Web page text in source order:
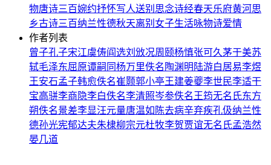
物唐诗三百婉约抒怀写人送别 思念诗经春天乐府黄河思
乡古诗三百纳兰性德秋天离别 女子生活咏物诗爱情
作者列表
曾子孔子宋江虞俦阎选刘攽况周颐杨慎张可久茅于美苏
轼毛泽东屈原谭嗣同杨万里佚名 陶渊明 陆游白居易李煜
王安石孟子韩愈佚名崔颢郭小亭王建姜夔李世民李适干
宝高骈李商隐李白佚名李清照岑参佚名 王筠无名氏东方
朔佚名景差李显汪元量唐温如 陈去病辛弃疾孔伋纳兰性
德孙光宪郁达夫朱棣柳宗元杜牧李贺贾谊无名氏孟浩然
晏几道